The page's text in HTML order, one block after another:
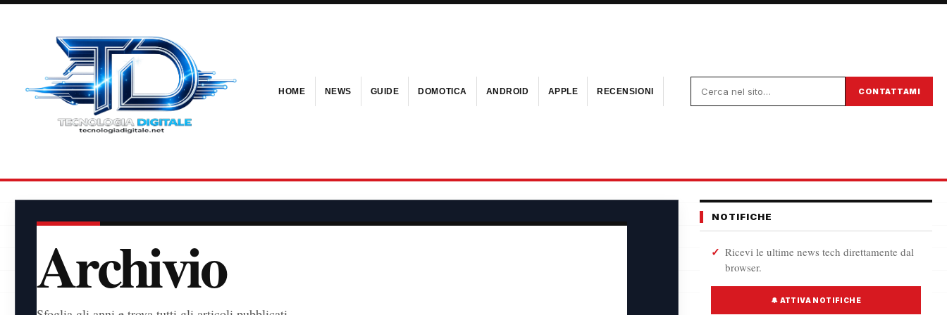
CONTATTAMI
HOME NEWS GUIDE DOMOTICA ANDROID APPLE RECENSIONI
Archivio
NOTIFICHE
Ricevi le ultime news tech direttamente dal
browser.
🔔 ATTIVA NOTIFICHE